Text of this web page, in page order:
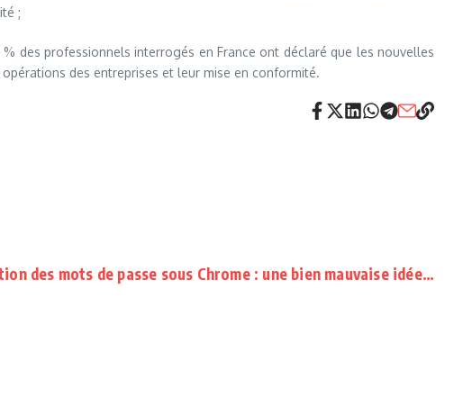
;
professionnels interrogés en France ont déclaré que les nouvelles
des entreprises et leur mise en conformité.
des mots de passe sous Chrome : une bien mauvaise idée…